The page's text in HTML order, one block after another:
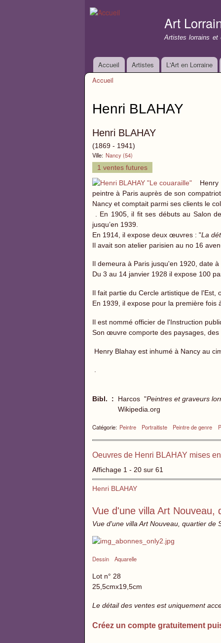
Art
Artistes lorrains et
Menu principal
Accueil Artistes L'Art en Lorraine
Accueil
Henri BLAHAY
Henri BLAHAY
(1869 - 1941)
Ville: Nancy (54)
1 ventes futures
peintre à Paris auprès de son
Nancy et comptait parmi ses clients le
. En 1905, il fit ses débuts au Salon
jusqu’en 1939.
En 1914, il expose deux œuvres : "La
Il avait son atelier parisien au no 16
Il demeura à Paris jusqu'en 1920, date
Du 3 au 14 janvier 1928 il expose 100
Il fait partie du Cercle artistique de l'Est,
En 1939, il expose pour la première fois
Il est nommé officier de l'Instruction
Son œuvre comporte des paysages,
Henry Blahay est inhumé à Nancy au
.
Bibl. : Harcos "Peintres et graveurs
Wikipedia.org
Catégorie: Peintre Portraitiste Peintre de genre
Oeuvres de Henri BLAHAY mises
Affichage 1 - 20 sur 61
Henri BLAHAY
Vue d'une villa Art Nouveau,
Vue d'une villa Art Nouveau, quartier de
Dessin Aquarelle
Lot n° 28
25,5cmx19,5cm
Le détail des ventes est uniquement
Créez un compte gratuitement